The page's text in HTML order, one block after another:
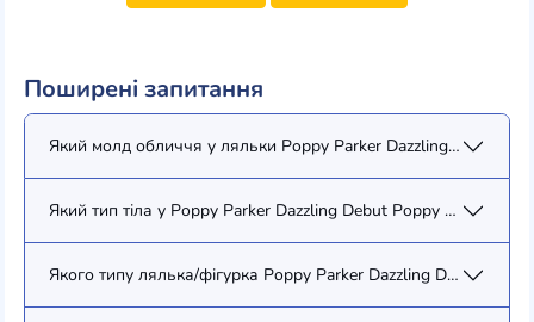
Поширені запитання
Який молд обличчя у ляльки Poppy Parker Dazzling Debut
Який тип тіла у Poppy Parker Dazzling Debut Poppy Parker
Якого типу лялька/фігурка Poppy Parker Dazzling Debut